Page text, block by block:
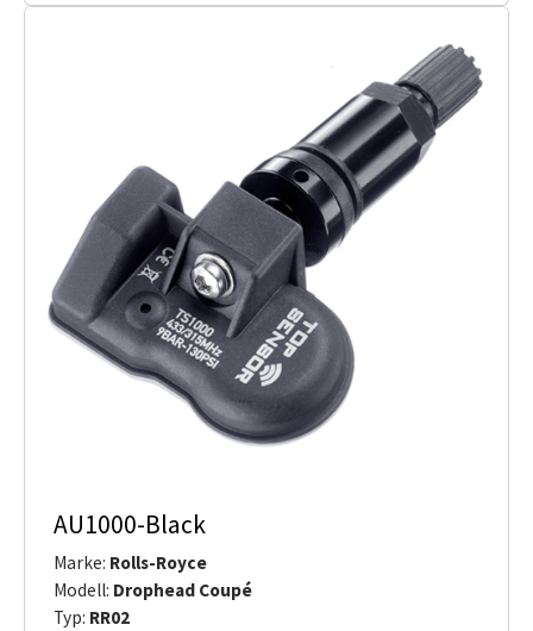
AU1000-Black
Marke: Rolls-Royce
Modell: Drophead Coupé
Typ: RR02